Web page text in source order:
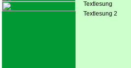
Textlesung
Textlesung 2